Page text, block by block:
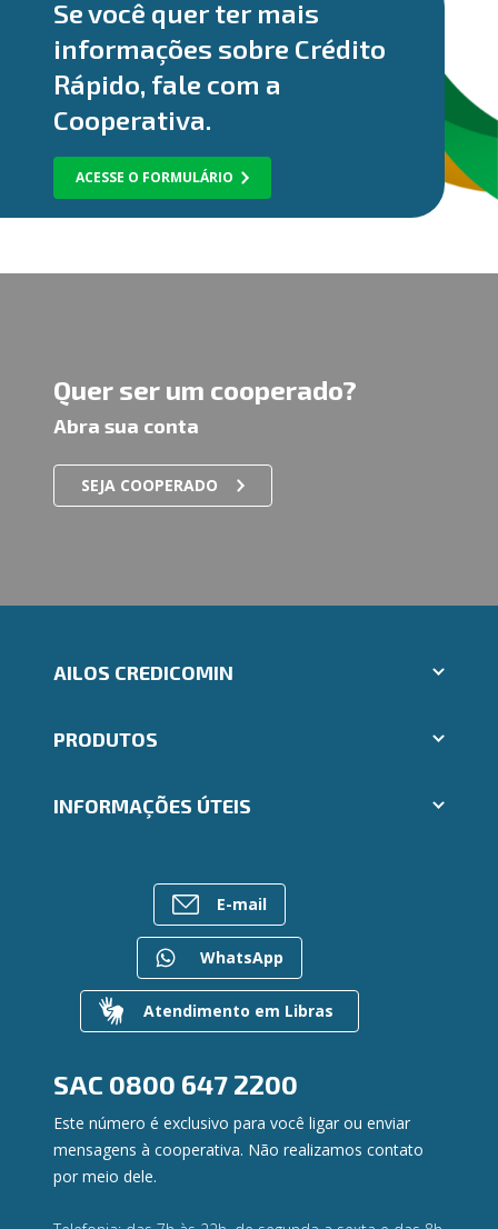
Se você quer ter mais
informações sobre Crédito
Rápido, fale com a
Cooperativa.
ACESSE O FORMULÁRIO
Quer ser um cooperado?
Abra sua conta
SEJA COOPERADO
AILOS CREDICOMIN
Indique um amigo
Trabalhe Conosco
Ailos Educação
Gerenciar Cookies
PRODUTOS
Consórcios
Para empresas
INFORMAÇÕES ÚTEIS
Postos de Atendimento
Regularização de dívidas
Valores a Receber
Contato
Canal de Ética
Ouvidoria
E-mail
WhatsApp
Atendimento em Libras
SAC 0800 647 2200
Este número é exclusivo para você ligar ou enviar
mensagens à cooperativa. Não realizamos contato
por meio dele.